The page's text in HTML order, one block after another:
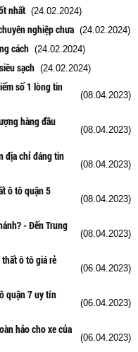
nhất (24.02.2024)
nghiệp chưa (24.02.2024)
cách (24.02.2024)
sạch (24.02.2024)
số 1 lòng tin
(08.04.2023)
hàng đầu
(08.04.2023)
địa chỉ đáng tin
(08.04.2023)
ô tô quận 5
(08.04.2023)
- Đến Trung
(08.04.2023)
ô tô giá rẻ
(06.04.2023)
quận 7 uy tín
(06.04.2023)
hảo cho xe của
(06.04.2023)